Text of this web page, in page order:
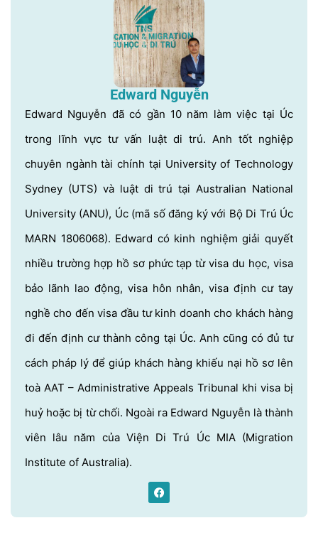
Edward Nguyễn
Edward Nguyễn đã có gần 10 năm làm việc tại Úc
trong lĩnh vực tư vấn luật di trú. Anh tốt nghiệp
chuyên ngành tài chính tại University of Technology
Sydney (UTS) và luật di trú tại Australian National
University (ANU), Úc (mã số đăng ký với Bộ Di Trú Úc
MARN 1806068). Edward có kinh nghiệm giải quyết
nhiều trường hợp hồ sơ phức tạp từ visa du học, visa
bảo lãnh lao động, visa hôn nhân, visa định cư tay
nghề cho đến visa đầu tư kinh doanh cho khách hàng
đi đến định cư thành công tại Úc. Anh cũng có đủ tư
cách pháp lý để giúp khách hàng khiếu nại hồ sơ lên
toà AAT – Administrative Appeals Tribunal khi visa bị
huỷ hoặc bị từ chối. Ngoài ra Edward Nguyễn là thành
viên lâu năm của Viện Di Trú Úc MIA (Migration
Institute of Australia).